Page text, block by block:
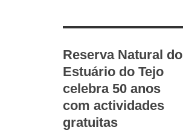
Reserva Natural do
Estuário do Tejo
celebra 50 anos
com actividades
gratuitas